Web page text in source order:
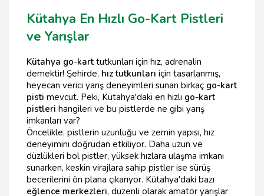
Kütahya En Hızlı Go-Kart Pistleri
ve Yarışlar
Kütahya go-kart tutkunları için hız, adrenalin
demektir! Şehirde, hız tutkunları için tasarlanmış,
heyecan verici yarış deneyimleri sunan birkaç go-kart
pisti mevcut. Peki, Kütahya'daki en hızlı go-kart
pistleri hangileri ve bu pistlerde ne gibi yarış
imkanları var?
Öncelikle, pistlerin uzunluğu ve zemin yapısı, hız
deneyimini doğrudan etkiliyor. Daha uzun ve
düzlükleri bol pistler, yüksek hızlara ulaşma imkanı
sunarken, keskin virajlara sahip pistler ise sürüş
becerilerini ön plana çıkarıyor. Kütahya'daki bazı
eğlence merkezleri, düzenli olarak amatör yarışlar